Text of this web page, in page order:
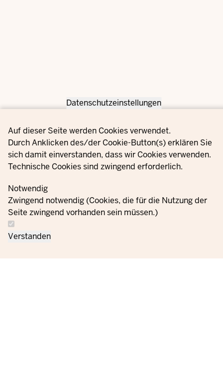
Privacy settings
Datenschutzeinstellungen
Auf dieser Seite werden Cookies verwendet.
Durch Anklicken des/der Cookie-Button(s) erklären Sie
sich damit einverstanden, dass wir Cookies verwenden.
Technische Cookies sind zwingend erforderlich.
Notwendig
Zwingend notwendig (Cookies, die für die Nutzung der
Seite zwingend vorhanden sein müssen.)
Verstanden